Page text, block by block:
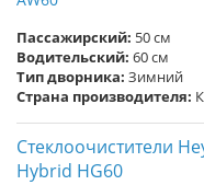
Пассажирский: 50 см
Водительский: 60 см
Тип дворника: Зимний
Страна производителя:
Стеклоочистители
Hybrid HG60